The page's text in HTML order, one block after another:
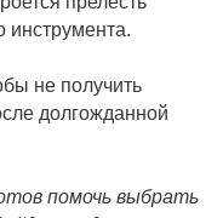
инструмента.
не получить
долгожданной
помочь выбрать